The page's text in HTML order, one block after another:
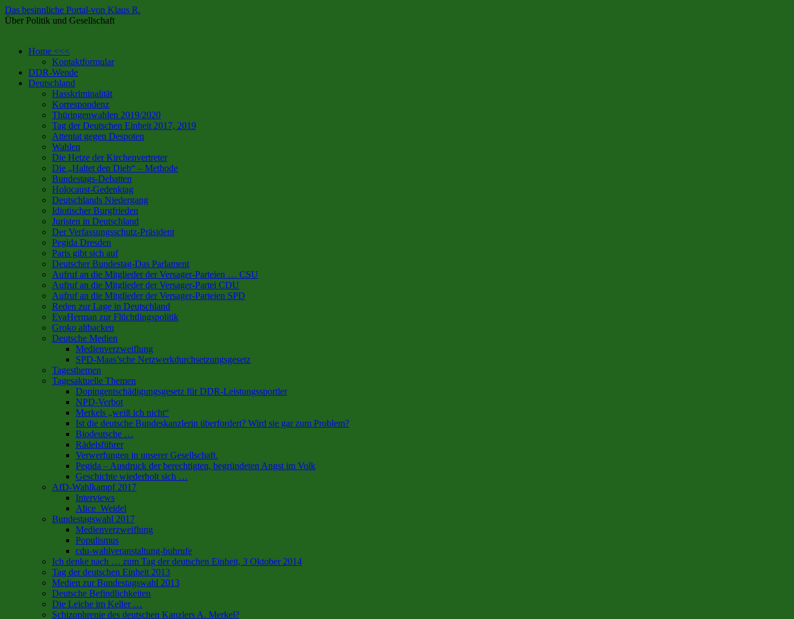
Das besinnliche Portal-von Klaus R.
Über Politik und Gesellschaft
Zum
springen
Home <<<
Kontaktformular
DDR-Wende
Deutschland
Hasskriminalität
Korrespondenz
Thüringenwahlen 2019/2020
Tag der Deutschen Einheit 2017, 2019
Attentat gegen Despoten
Wahlen
Die Hetze der Kirchenvertreter
Die „Haltet den Dieb“ – Methode
Bundestags-Debatten
Holocaust-Gedenktag
Deutschlands Niedergang
Idiotischer Burgfrieden
Juristen in Deutschland
Der Verfassungsschutz-Präsident
Pegida Dresden
Paris gibt sich auf
Deutscher Bundestag-Das Parlament
Aufruf an die Mitglieder der Versager-Parteien … CSU
Aufruf an die Mitglieder der Versager-Partei CDU
Aufruf an die Mitglieder der Versager-Parteien SPD
Reden zur Lage in Deutschland
EvaHerman zur Flüchtlingspolitik
Groko altbacken
Deutsche Medien
Medienverzweiflung
SPD-Maas’sche Netzwerkdurchsetzungsgesetz
Tagesthemen
Tagesaktuelle Themen
Dopingentschädigungsgesetz für DDR-Leistungssportler
NPD-Verbot
Merkels „weiß ich nicht“
Ist die deutsche Bundeskanzlerin überfordert? Wird sie gar zum Problem?
Biodeutsche …
Rädelsführer
Verwerfungen in unserer Gesellschaft.
Pegida – Ausdruck der berechtigten, begründeten Angst im Volk
Geschichte wiederholt sich …
AfD-Wahlkampf 2017
Interviews
Alice_Weidel
Bundestagswahl 2017
Medienverzweiflung
Populismus
cdu-wahlveranstaltung-buhrufe
Ich denke nach … zum Tag der deutschen Einheit, 3 Oktober 2014
Tag der deutschen Einheit 2013
Medien zur Bundestagswahl 2013
Deutsche Befindlichkeiten
Die Leiche im Keller …
Schizophrenie des deutschen Kanzlers A. Merkel?